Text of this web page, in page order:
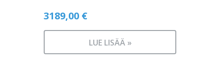
3189,00 €
LUE LISÄÄ »